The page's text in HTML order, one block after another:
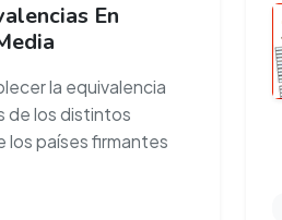
En
la equivalencia
de los distintos
países firmantes